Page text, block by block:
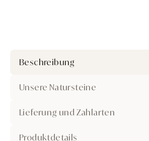
Beschreibung
Unsere Natursteine
Lieferung und Zahlarten
Produktdetails